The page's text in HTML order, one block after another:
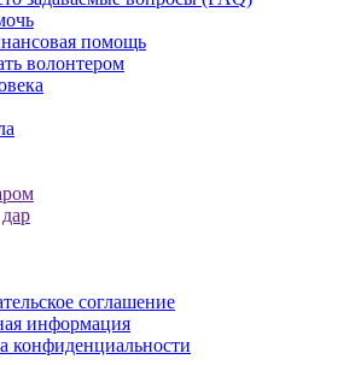
помощь
волонтером
соглашение
информация
конфиденциальности